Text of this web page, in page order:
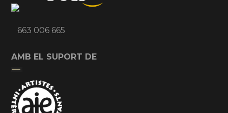
663 006 665
AMB EL SUPORT DE